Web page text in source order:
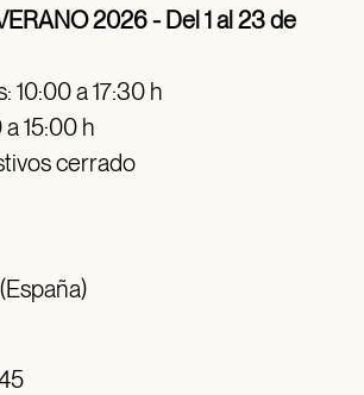
2026 - Del 1 al 23 de
10:00 a 17:30 h
15:00 h
cerrado